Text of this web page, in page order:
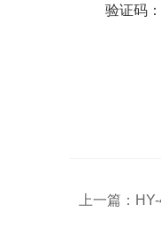
验证码
上一篇：